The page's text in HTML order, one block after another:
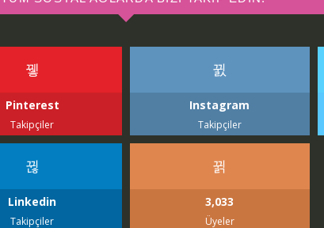
Pinterest
Takipçiler
Instagram
Takipçiler
Linkedin
Takipçiler
3,033
Üyeler